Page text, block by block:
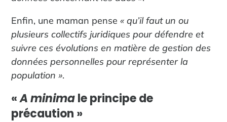
Enfin, une maman pense« qu’il faut un ou
plusieurs collectifs juridiques pour défendre et
suivre ces évolutions en matière de gestion des
données personnelles pour représenter la
population ».
«A minimale principe de
précaution »